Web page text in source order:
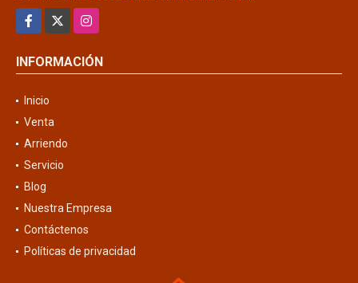
Facebook
Instagram
INFORMACIÓN
Inicio
Venta
Arriendo
Servicio
Blog
Nuestra Empresa
Contáctenos
Políticas de privacidad